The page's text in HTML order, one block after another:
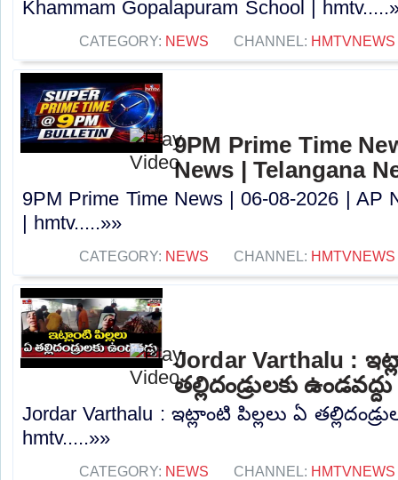
Khammam Gopalapuram School |
CATEGORY: NEWS CHANNEL: HMTVNEWS
9PM Prime Time
News | Telangana
9PM Prime Time News | 06-08-2026 | AP
| hmtv.....»»
CATEGORY: NEWS CHANNEL: HMTVNEWS
Jordar Varthalu :
తల్లిదండ్రులకు
Jordar Varthalu : ఇట్లాంటి పిల్లలు ఏ
hmtv.....»»
CATEGORY: NEWS CHANNEL: HMTVNEWS